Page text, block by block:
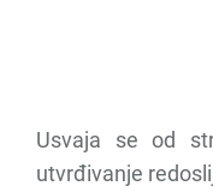
Usvaja se od
utvrđivanje